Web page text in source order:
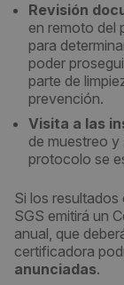
Revisión
en remoto del
para
poder
parte de
prevención.
Visita a las
de muestreo
protocolo se
Si los
SGS emitirá un
anual, que
certificadora
anunciadas.